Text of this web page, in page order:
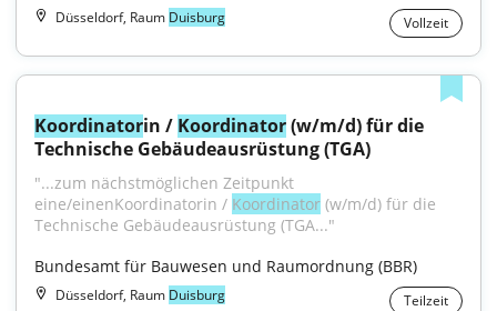
Düsseldorf, Raum Duisburg Vollzeit
Koordinatorin / Koordinator (w/m/d) für die
Technische Gebäude­ausrüstung (TGA)
"...zum nächstmöglichen Zeitpunkt
eine/einenKoordinatorin / Koordinator (w/m/d) für die
Technische Gebäudeausrüstung (TGA..."
Bundesamt für Bauwesen und Raumordnung (BBR)
Düsseldorf, Raum Duisburg Teilzeit